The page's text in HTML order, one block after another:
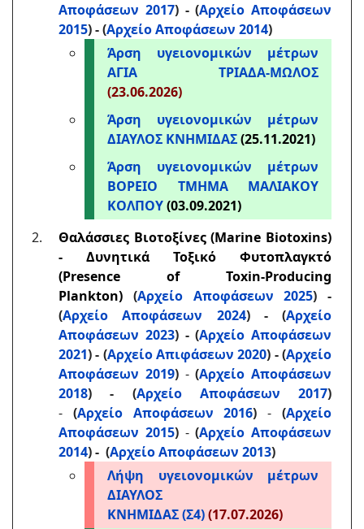
Αποφάσεων 2017) - (Αρχείο Αποφάσεων
2015) - (Αρχείο Αποφάσεων 2014)
Άρση υγειονομικών μέτρων
ΑΓΙΑ ΤΡΙΑΔΑ-ΜΩΛΟΣ
(23.06.2026)
Άρση υγειονομικών μέτρων
ΔΙΑΥΛΟΣ ΚΝΗΜΙΔΑΣ(25.11.2021)
Άρση υγειονομικών μέτρων
ΒΟΡΕΙΟ ΤΜΗΜΑ ΜΑΛΙΑΚΟΥ
ΚΟΛΠΟΥ(03.09.2021)
Θαλάσσιες Βιοτοξίνες (Marine Biotoxins)
- Δυνητικά Τοξικό Φυτοπλαγκτό
(Presence of Toxin-Producing
Plankton) (Αρχείο Αποφάσεων 2025) -
(Αρχείο Αποφάσεων 2024) - (Αρχείο
Αποφάσεων 2023) - (Αρχείο Αποφάσεων
2021) - (Αρχείο Απιφάσεων 2020) - (Αρχείο
Αποφάσεων 2019)-(Αρχείο Αποφάσεων
2018) - (Αρχείο Αποφάσεων 2017)
- (Αρχείο Αποφάσεων 2016) -(Αρχείο
Αποφάσεων 2015)-(Αρχείο Αποφάσεων
2014) - (Αρχείο Αποφάσεων 2013)
Λήψη υγειονομικών μέτρων
ΔΙΑΥΛΟΣ
ΚΝΗΜΙΔΑΣ (Σ4)(17.07.2026)